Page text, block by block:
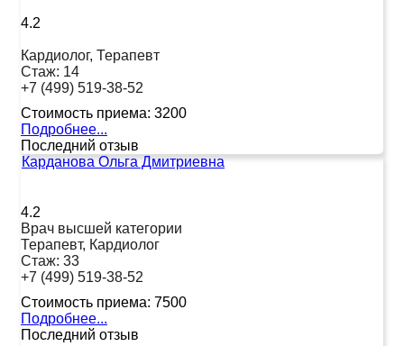
4.2
Кардиолог, Терапевт
Стаж: 14
+7 (499) 519-38-52
Стоимость приема: 3200
Подробнее...
Последний отзыв
Карданова Ольга Дмитриевна
4.2
Врач высшей категории
Терапевт, Кардиолог
Стаж: 33
+7 (499) 519-38-52
Стоимость приема: 7500
Подробнее...
Последний отзыв